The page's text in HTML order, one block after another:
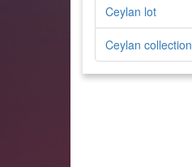
Ceylan lot
Ceylan collection